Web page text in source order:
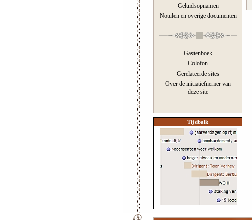
Geluidsopnamen
Notulen en overige documenten
Gastenboek
Colofon
Gerelateerde sites
Over de initiatiefnemer van
deze site
Tijdbalk